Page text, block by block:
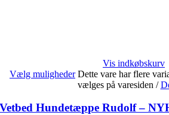
Vis indkøbskurv
Vælg muligheder Dette vare har flere
vælges på varesiden /
Vetbed Hundetæppe Rudolf –